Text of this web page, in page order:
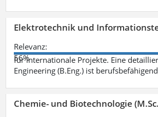
Elektrotechnik und
Relevanz:
56%
für internationale Projekte. Eine
Engineering (B.Eng.) ist
Chemie- und Biotechnologie